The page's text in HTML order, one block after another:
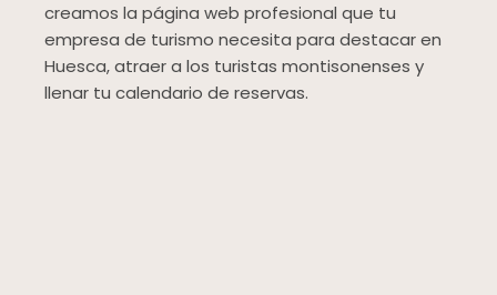
creamos la página web profesional que tu
empresa de turismo necesita para destacar en
Huesca, atraer a los turistas montisonenses y
llenar tu calendario de reservas.